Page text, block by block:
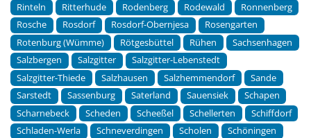
Rinteln
Ritterhude Rodenberg Rodewald
Ronnenberg
Rosche
Rosdorf Rosdorf-Obernjesa
Rosengarten
Rotenburg (Wümme)
Rötgesbüttel Rühen
Sachsenhagen
Salzbergen
Salzgitter
Salzgitter-Lebenstedt
Salzgitter-Thiede
Salzhausen Salzhemmendorf
Sande
Sarstedt
Sassenburg Saterland Sauensiek
Schapen
Scharnebeck
Scheden Scheeßel Schellerten
Schiffdorf
Schladen-Werla
Schneverdingen Scholen
Schöningen